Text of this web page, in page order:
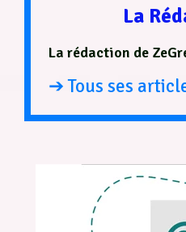
La
La rédaction de
➔ Tous ses